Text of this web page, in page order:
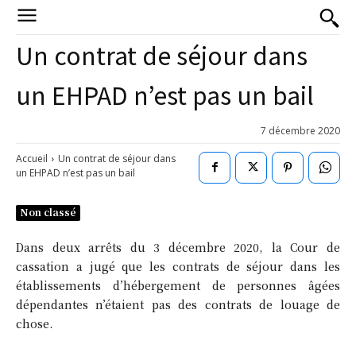
Un contrat de séjour dans
un EHPAD n’est pas un bail
7 décembre 2020
Accueil
Un contrat de séjour dans
un EHPAD n’est pas un bail
Non classé
Dans deux arrêts du 3 décembre 2020, la Cour de
cassation a jugé que les contrats de séjour dans les
établissements d’hébergement de personnes âgées
dépendantes n’étaient pas des contrats de louage de
chose.